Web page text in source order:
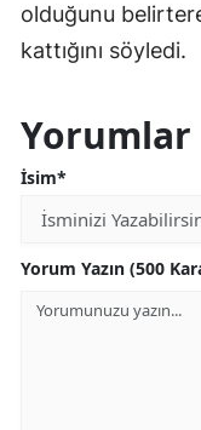
olduğunu
kattığını söyledi.
Yorumlar
İsim*
Yorum Yazın (500